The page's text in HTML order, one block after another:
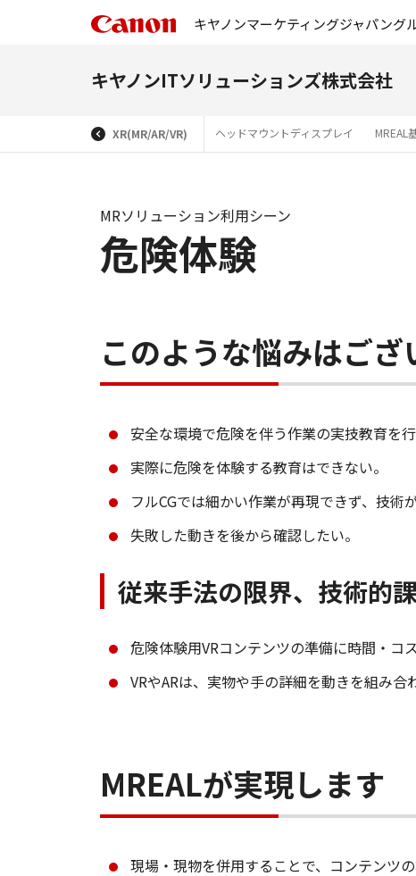
キヤノンマーケティングジャパング
キヤノンITソリューションズ株式会社
XR(MR/AR/VR) ヘッドマウントディスプレイ MREAL
危険体験
MRソリューション利用シーン
このような悩みはござ
安全な環境で危険を伴う作業の実技教育を行
実際に危険を体験する教育はできない。
フルCGでは細かい作業が再現できず、技術
失敗した動きを後から確認したい。
従来手法の限界、技術的
危険体験用VRコンテンツの準備に時間・コ
VRやARは、実物や手の詳細を動きを組み合
MREALが実現します
現場・現物を併用することで、コンテンツ